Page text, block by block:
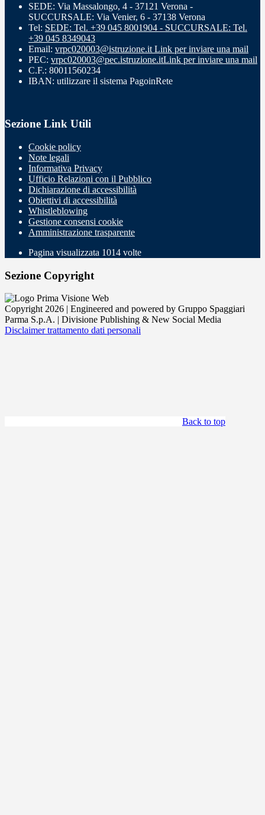
SEDE: Via Massalongo, 4 - 37121 Verona -
SUCCURSALE: Via Venier, 6 - 37138 Verona
Tel: SEDE: Tel. +39 045 8001904 - SUCCURSALE: Tel.
+39 045 8349043
Email: vrpc020003@istruzione.it Link per inviare una mail
PEC: vrpc020003@pec.istruzione.itLink per inviare una mail
C.F.: 80011560234
IBAN: utilizzare il sistema PagoinRete
Sezione Link Utili
Cookie policy
Note legali
Informativa Privacy
Ufficio Relazioni con il Pubblico
Dichiarazione di accessibilità
Obiettivi di accessibilità
Whistleblowing
Gestione consensi cookie
Amministrazione trasparente
Pagina visualizzata 1014 volte
Sezione Copyright
Copyright 2026 | Engineered and powered by Gruppo Spaggiari
Parma S.p.A. | Divisione Publishing & New Social Media
Disclaimer trattamento dati personali
Back to top